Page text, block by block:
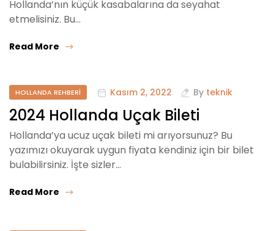
Hollanda’nın küçük kasabalarına da seyahat
etmelisiniz. Bu…
Read More
HOLLANDA REHBERI Kasım 2, 2022 By teknik
2024 Hollanda Uçak Bileti
Hollanda’ya ucuz uçak bileti mi arıyorsunuz? Bu
yazımızı okuyarak uygun fiyata kendiniz için bir bilet
bulabilirsiniz. İşte sizler…
Read More